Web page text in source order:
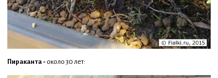
Пираканта - около 30 лет: